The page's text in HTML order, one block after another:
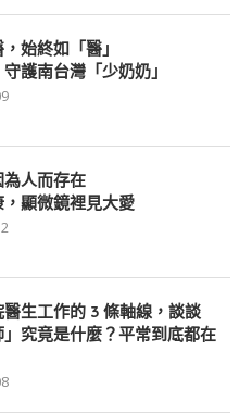
始終如「醫」
護南台灣「少奶奶」
人而存在
，顯微鏡裡見大愛
生工作的 3 條軸線，談談
」究竟是什麼？平常到底都在